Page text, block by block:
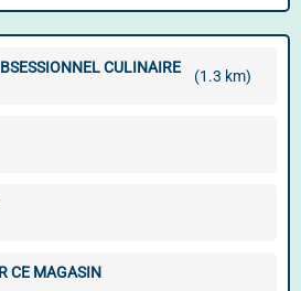
CULINAIRE
(1.3 km)
CE MAGASIN